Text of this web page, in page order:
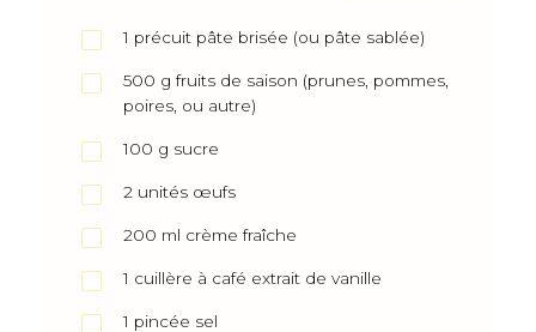
1 précuit pâte brisée (ou pâte sablée)
500 g fruits de saison (prunes, pommes,
poires, ou autre)
100 g sucre
2 unités œufs
200 ml crème fraîche
1 cuillère à café extrait de vanille
1 pincée sel